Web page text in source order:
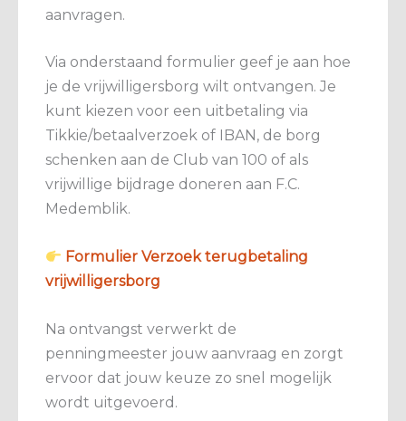
aanvragen.
Via onderstaand formulier geef je aan hoe
je de vrijwilligersborg wilt ontvangen. Je
kunt kiezen voor een uitbetaling via
Tikkie/betaalverzoek of IBAN, de borg
schenken aan de Club van 100 of als
vrijwillige bijdrage doneren aan F.C.
Medemblik.
Formulier Verzoek terugbetaling
vrijwilligersborg
Na ontvangst verwerkt de
penningmeester jouw aanvraag en zorgt
ervoor dat jouw keuze zo snel mogelijk
wordt uitgevoerd.